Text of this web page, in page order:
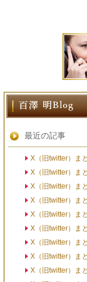
最近の記事
X（旧twitter）ま
X（旧twitter）ま
X（旧twitter）ま
X（旧twitter）ま
X（旧twitter）ま
X（旧twitter）ま
X（旧twitter）ま
X（旧twitter）ま
X（旧twitter）ま